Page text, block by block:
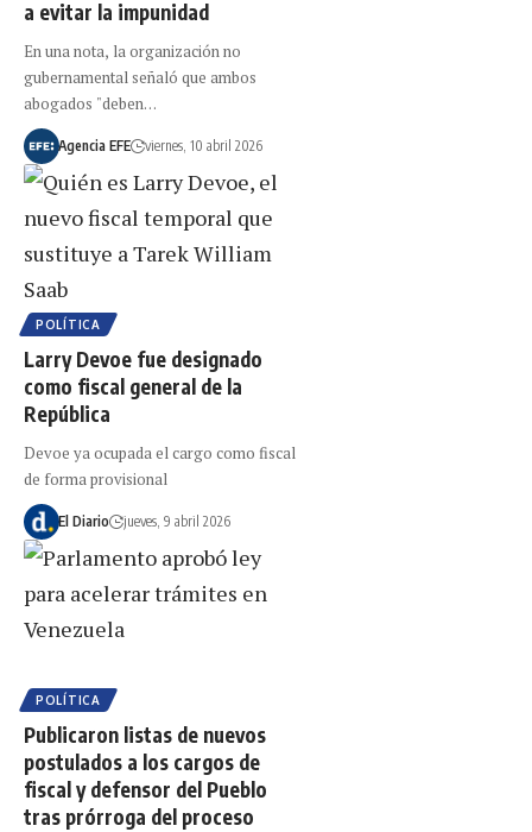
a evitar la impunidad
En una nota, la organización no
gubernamental señaló que ambos
abogados "deben…
Agencia EFE viernes, 10 abril 2026
POLÍTICA
Larry Devoe fue designado
como fiscal general de la
República
Devoe ya ocupada el cargo como fiscal
de forma provisional
El Diario jueves, 9 abril 2026
POLÍTICA
Publicaron listas de nuevos
postulados a los cargos de
fiscal y defensor del Pueblo
tras prórroga del proceso